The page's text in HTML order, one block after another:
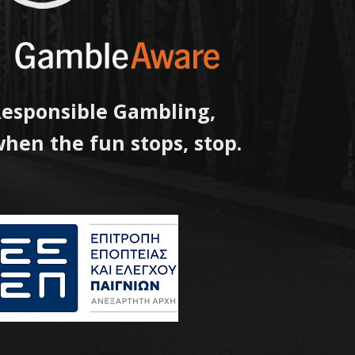
Gambling,
the fun stops, stop.